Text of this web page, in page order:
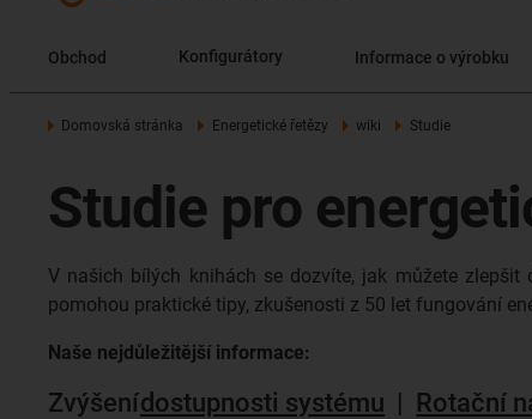
Obchod Konfigurátory Informace o výrobku
Domovská stránka Energetické řetězy wiki Studie
Studie pro
V našich bílých knihách se dozvíte, jak můžete
pomohou praktické tipy, zkušenosti z 50 let fungování
Naše nejdůležitější informace:
Zvýšenídostupnosti systému | Rotační